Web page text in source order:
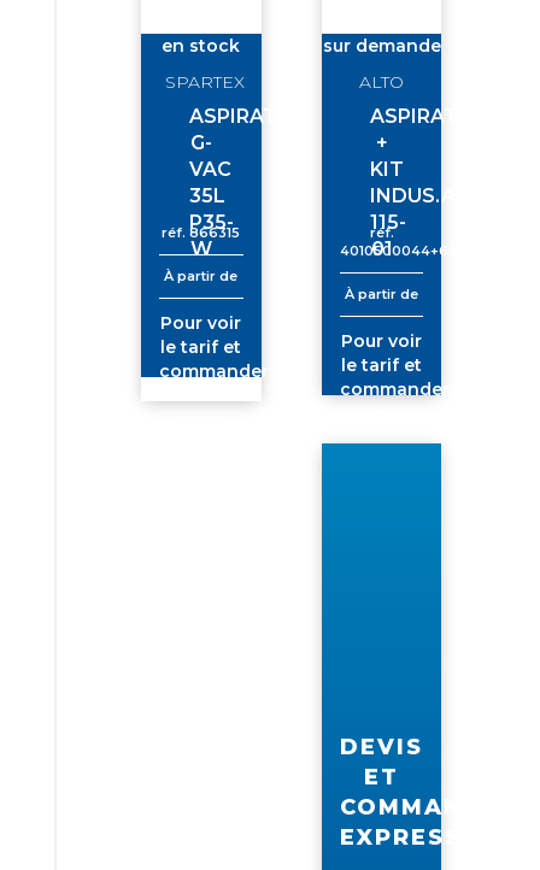
en stock
SPARTEX
ASPIRATEUR
G-
VAC
35L
P35-
W
réf.866315
À partir de
Pour voir
le tarif et
commander
sur demande
ALTO
ASPIRATEUR
+
KIT
INDUS.ATTIX-
115-
01
réf.
4010500044+63216
À partir de
Pour voir
le tarif et
commander
DEVIS
ET
COMMANDE
EXPRESS